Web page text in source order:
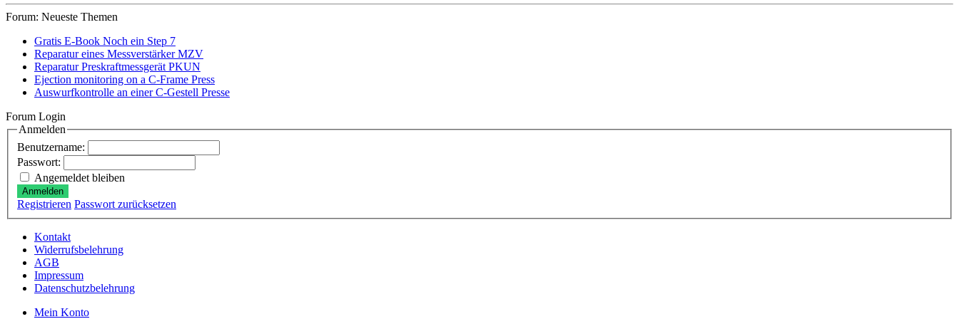
Forum: Neueste Themen
Gratis E-Book Noch ein Step 7
Reparatur eines Messverstärker MZV
Reparatur Preskraftmessgerät PKUN
Ejection monitoring on a C-Frame Press
Auswurfkontrolle an einer C-Gestell Presse
Forum Login
Anmelden
Benutzername:
Passwort:
Angemeldet bleiben
Anmelden
Registrieren Passwort zurücksetzen
Kontakt
Widerrufsbelehrung
AGB
Impressum
Datenschutzbelehrung
Mein Konto